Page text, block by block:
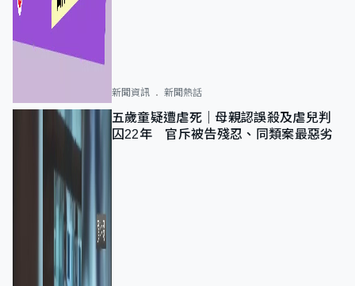
新聞資訊 新聞熱話
五歲童疑遭虐死｜母親認誤殺及虐兒判
囚22年 官斥被告殘忍、同類案最惡劣